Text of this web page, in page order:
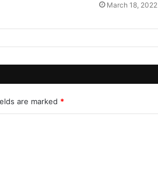
March 18, 2022
are marked *